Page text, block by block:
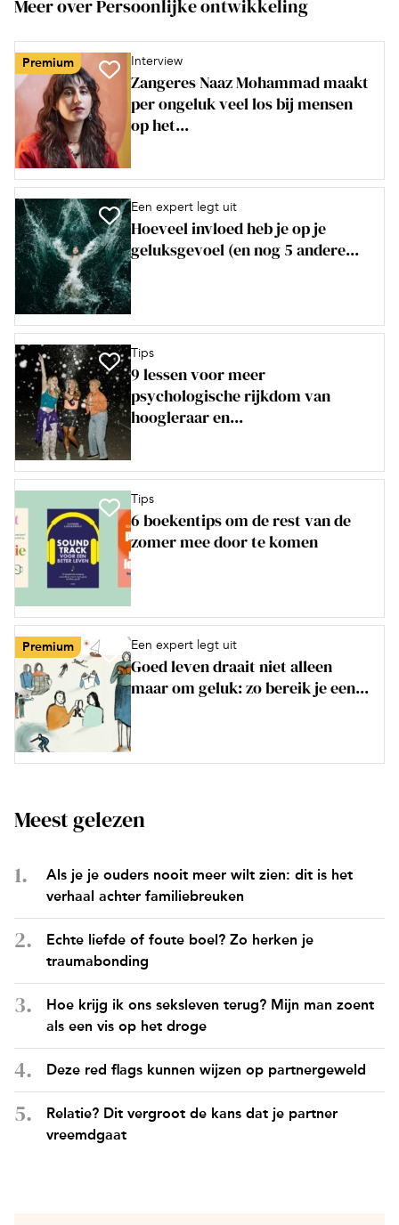
Meer over Persoonlijke ontwikkeling
Premium Interview
Zangeres Naaz Mohammad maakt
per ongeluk veel los bij mensen
op het...
Een expert legt uit
Hoeveel invloed heb je op je
geluksgevoel (en nog 5 andere...
Tips
9 lessen voor meer
psychologische rijkdom van
hoogleraar en...
Tips
6 boekentips om de rest van de
zomer mee door te komen
Premium Een expert legt uit
Goed leven draait niet alleen
maar om geluk: zo bereik je een...
Meest gelezen
Als je je ouders nooit meer wilt zien: dit is het
verhaal achter familiebreuken
Echte liefde of foute boel? Zo herken je
traumabonding
Hoe krijg ik ons seksleven terug? Mijn man zoent
als een vis op het droge
Deze red flags kunnen wijzen op partnergeweld
Relatie? Dit vergroot de kans dat je partner
vreemdgaat